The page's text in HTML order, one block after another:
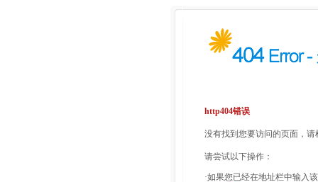
http404错误
没有找到您要访问的页面，
请尝试以下操作：
·如果您已经在地址栏中输入